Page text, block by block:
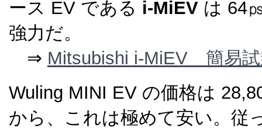
ース EV である i-MiEV は 64
強力だ。
⇒ Mitsubishi i-MiEV 簡易試
Wuling MINI EV の価格は
から、これは極めて安い。従